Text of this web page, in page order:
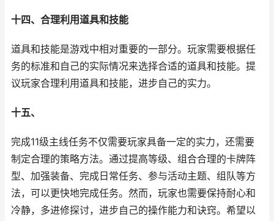
十四、合理利用道具和技能
道具和技能是游戏中相对重要的一部分。玩家需要根据任
务的标准和自己的实际情况来选择合适的道具和技能。提
议玩家合理利用道具和技能，进步自己的实力。
十五、
完成11级主线任务不仅需要玩家具备一定的实力，还需要
制定合理的策略方法。通过提高等级、组合合理的卡牌阵
型、加强装备、完成日常任务、参与活动主题、组队等方
法，可以更快地完成任务。然而，玩家也需要保持耐心和
冷静，多进修探讨，进步自己的操作能力和诀窍。希望以